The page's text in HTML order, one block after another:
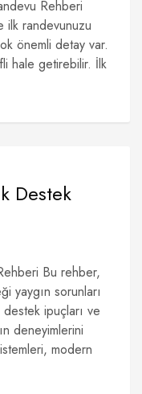
Rehberi
ilk randevunuzu
önemli detay var.
hale getirebilir. İlk
Destek
Bu rehber,
yaygın sorunları
ipuçları ve
deneyimlerini
modern